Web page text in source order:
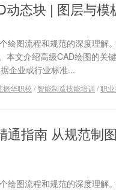
态块 | 图层与模
绘图流程和规范的深度理解
文介绍高级CAD绘图的关
企业或行业标准...
振华职校 / 智能制造技能培训 /职
通指南 从规范制
绘图流程和规范的深度理解